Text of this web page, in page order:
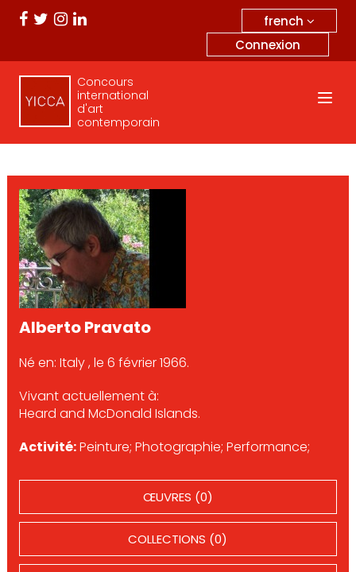
french
Connexion
Concours
international
d'art
contemporain
Alberto Pravato
Né en: Italy , le 6 février 1966.
Vivant actuellement à:
Heard and McDonald Islands.
Activité:Peinture; Photographie; Performance;
ŒUVRES (0)
COLLECTIONS (0)